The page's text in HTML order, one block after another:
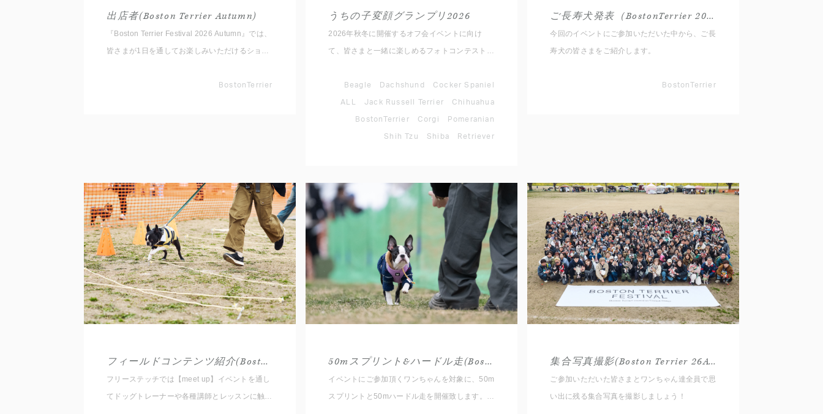
出店者(Boston Terrier Autumn)
『Boston Terrier Festival 2026 Autumn』では、
皆さまが1日を通してお楽しみいただけるショッ
たコメントと共に出店者をご紹介いたしますので
BostonTerrier
うちの子変顔グランプリ2026
2026年秋冬に開催するオフ会イベントに向け
て、皆さまと一緒に楽しめるフォトコンテストを
おきの変顔写真を撮影して、指定のハッシュタグ
と対象犬種アカウントをメンションして
Instagramに投稿するだけ。 思わず笑ってしまう
愛犬のベストショットをぜひご応募ください。
Beagle Dachshund Cocker Spaniel
ALL Jack Russell Terrier Chihuahua
BostonTerrier Corgi Pomeranian
Shih Tzu Shiba Retriever
ご長寿犬発表（BostonTerrier 2025秋）
今回のイベントにご参加いただいた中から、ご長
寿犬の皆さまをご紹介します。
BostonTerrier
フィールドコンテンツ紹介(Boston Terrier 26AW)
フリーステッチでは【meet up】イベントを通し
てドッグトレーナーや各種講師とレッスンに触れ
50mスプリント&ハードル走(Boston Terrier 26AW)
イベントにご参加頂くワンちゃんを対象に、50m
スプリントと50mハードル走を開催致します。
集合写真撮影(Boston Terrier 26AW)
ご参加いただいた皆さまとワンちゃん達全員で思
い出に残る集合写真を撮影しましょう！